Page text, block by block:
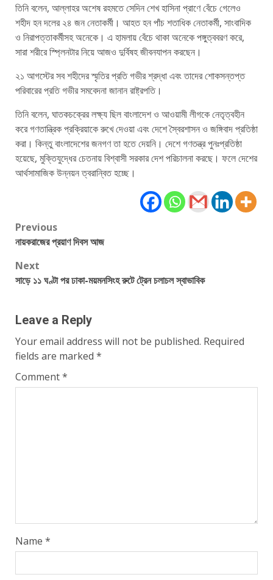
তিনি বলেন, আল্লাহর অশেষ রহমতে সেদিন শেখ হাসিনা প্রাণে বেঁচে গেলেও
শহীদ হন দলের ২৪ জন নেতাকর্মী। আহত হন পাঁচ শতাধিক নেতাকর্মী, সাংবাদিক
ও নিরাপত্তাকর্মীসহ অনেকে। এ হামলায় বেঁচে থাকা অনেকে পঙ্গুত্ববরণ করে,
সারা শরীরে স্প্লিনটার নিয়ে আজও দুর্বিষহ জীবনযাপন করছেন।
২১ আগস্টের সব শহীদের স্মৃতির প্রতি গভীর শ্রদ্ধা এবং তাদের শোকসন্তপ্ত
পরিবারের প্রতি গভীর সমবেদনা জানান রাষ্ট্রপতি।
তিনি বলেন, ঘাতকচক্রের লক্ষ্য ছিল বাংলাদেশ ও আওয়ামী লীগকে নেতৃত্বহীন
করে গণতান্ত্রিক প্রক্রিয়াকে রুখে দেওয়া এবং দেশে স্বৈরশাসন ও জঙ্গিবাদ প্রতিষ্ঠা
করা। কিন্তু বাংলাদেশের জনগণ তা হতে দেয়নি। দেশে গণতন্ত্র পুনঃপ্রতিষ্ঠা
হয়েছে, মুক্তিযুদ্ধের চেতনায় বিশ্বাসী সরকার দেশ পরিচালনা করছে। ফলে দেশের
আর্থসামাজিক উন্নয়ন ত্বরান্বিত হচ্ছে।
Post
navigation
Previous
নায়করাজের প্রয়াণ দিবস আজ
Next
সাড়ে ১১ ঘণ্টা পর ঢাকা-ময়মনসিংহ রুটে ট্রেন চলাচল স্বাভাবিক
Leave a Reply
Your email address will not be published. Required
fields are marked *
Comment*
Name *